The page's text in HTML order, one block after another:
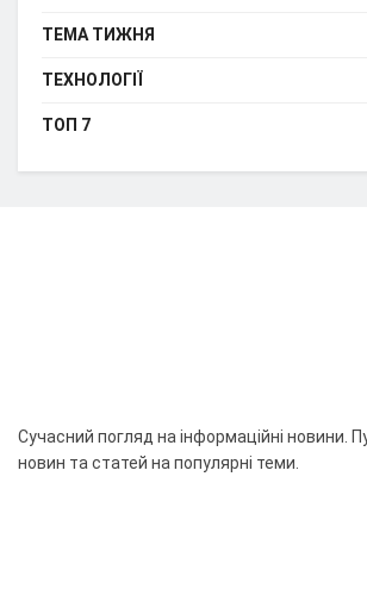
ТЕМА ТИЖНЯ
ТЕХНОЛОГІЇ
ТОП 7
Сучасний погляд на інформаційні новини.
новин та статей на популярні теми.